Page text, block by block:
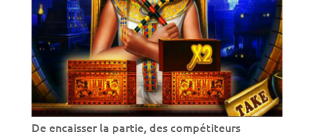
De encaisser la partie, des compétiteurs